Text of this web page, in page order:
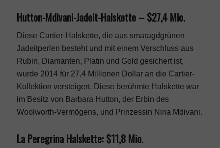
Hutton-Mdivani-Jadeit-Halskette – $27,4 Mio.
Diese Cartier-Halskette, die aus smaragdgrünen
Jadeitperlen besteht und mit einem Verschluss aus
Rubin, Diamanten, Platin und Gold gesichert ist,
wurde 2014 für 27,4 Millionen Dollar an die Cartier-
Kollektion versteigert. Diese berühmte Halskette war
im Besitz von Barbara Hutton, der Erbin des
Woolworth-Vermögens, und Prinzessin Nina Mdivani.
La Peregrina Halskette: $11,8 Mio.